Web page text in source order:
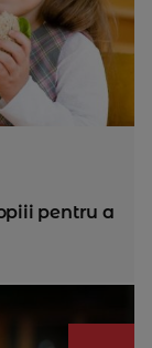
pentru a